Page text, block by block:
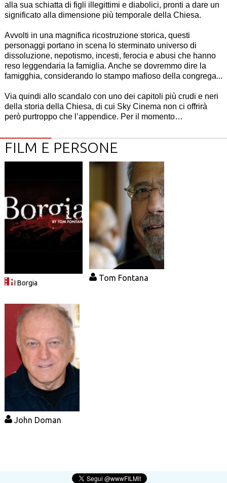
alla sua schiatta di figli illegittimi e diabolici, pronti a dare un
significato alla dimensione più temporale della Chiesa.
Avvolti in una magnifica ricostruzione storica, questi
personaggi portano in scena lo sterminato universo di
dissoluzione, nepotismo, incesti, ferocia e abusi che hanno
reso leggendaria la famiglia. Anche se dovremmo dire la
famigghia, considerando lo stampo mafioso della congrega...
Via quindi allo scandalo con uno dei capitoli più crudi e neri
della storia della Chiesa, di cui Sky Cinema non ci offrirà
però purtroppo che l’appendice. Per il momento…
FILM E PERSONE
I Borgia
Tom Fontana
John Doman